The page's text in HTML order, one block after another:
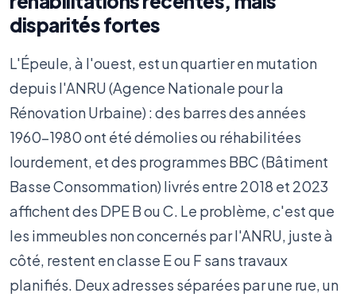
disparités fortes
L'Épeule, à l'ouest, est un quartier en mutation
depuis l'ANRU (Agence Nationale pour la
Rénovation Urbaine) : des barres des années
1960-1980 ont été démolies ou réhabilitées
lourdement, et des programmes BBC (Bâtiment
Basse Consommation) livrés entre 2018 et 2023
affichent des DPE B ou C. Le problème, c'est que
les immeubles non concernés par l'ANRU, juste à
côté, restent en classe E ou F sans travaux
planifiés. Deux adresses séparées par une rue, un